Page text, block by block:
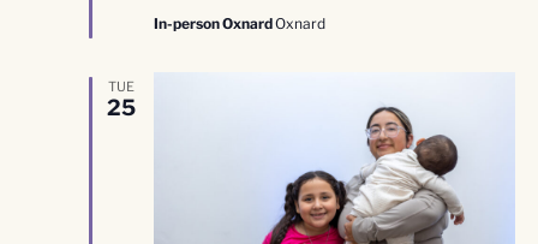
In-person OxnardOxnard
TUE
25